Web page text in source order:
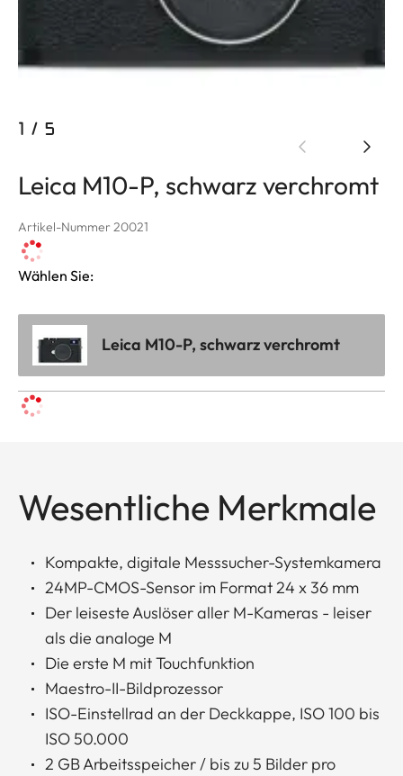
1 / 5
Leica M10-P, schwarz verchromt
Artikel-Nummer 20021
Wählen Sie:
Leica M10-P, schwarz verchromt
Wesentliche Merkmale
Kompakte, digitale Messsucher-Systemkamera
24MP-CMOS-Sensor im Format 24 x 36 mm
Der leiseste Auslöser aller M-Kameras - leiser
als die analoge M
Die erste M mit Touchfunktion
Maestro-II-Bildprozessor
ISO-Einstellrad an der Deckkappe, ISO 100 bis
ISO 50.000
2 GB Arbeitsspeicher / bis zu 5 Bilder pro